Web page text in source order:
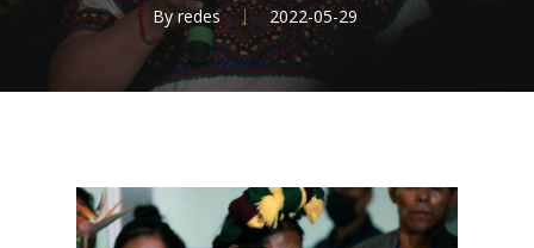
By redes 2022-05-29